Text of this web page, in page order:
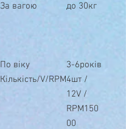
За вагою до 30кг
По віку
3-6років
Кількість/V/RPM4шт /
12V /
RPM150
00